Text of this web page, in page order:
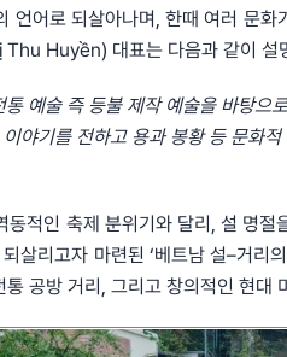
언어로 되살아나며, 한때 여러 문
Huyền) 대표는 다음과 같이 설
통 예술 즉 등불 제작 예술을 바탕
야기를 전하고 용과 봉황 등 문화
동적인 축제 분위기와 달리, 설 명
되살리고자 마련된 ‘베트남 설–거
통 공방 거리, 그리고 창의적인 현